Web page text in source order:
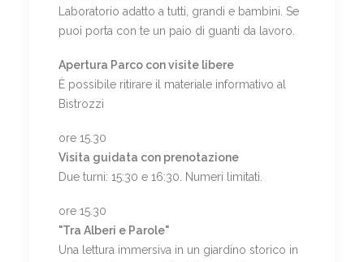
Laboratorio adatto a tutti, grandi e bambini. Se
puoi porta con te un paio di guanti da lavoro.
Apertura Parco con visite libere
È possibile ritirare il materiale informativo al
Bistrozzi
ore 15.30
Visita guidata con prenotazione
Due turni: 15:30 e 16:30. Numeri limitati.
ore 15.30
"Tra Alberi e Parole"
Una lettura immersiva in un giardino storico in